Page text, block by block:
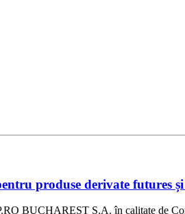
produse derivate futures
BUCHAREST S.A. în calitate de